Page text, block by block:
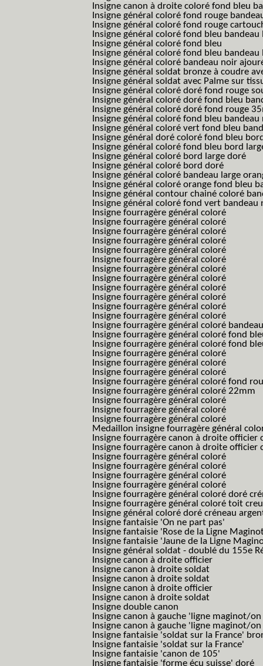
Insigne canon à droite coloré fond bleu
Insigne général coloré fond rouge
Insigne général coloré fond rouge
Insigne général coloré fond bleu bandeau
Insigne général coloré fond bleu
Insigne général coloré fond bleu bandeau
Insigne général coloré bandeau noir
Insigne général soldat bronze à coudre
Insigne général soldat avec Palme sur
Insigne général coloré doré fond rouge
Insigne général coloré doré fond bleu
Insigne général coloré doré fond rouge
Insigne général coloré fond bleu
Insigne général coloré vert fond bleu
Insigne général doré coloré fond bleu
Insigne général coloré fond bleu bord
Insigne général coloré bord large doré
Insigne général coloré bord doré
Insigne général coloré bandeau large
Insigne général coloré orange fond bleu
Insigne général contour chainé coloré
Insigne général coloré fond vert bandeau
Insigne fourragère général coloré
Insigne fourragère général coloré
Insigne fourragère général coloré
Insigne fourragère général coloré
Insigne fourragère général coloré
Insigne fourragère général coloré
Insigne fourragère général coloré
Insigne fourragère général coloré
Insigne fourragère général coloré
Insigne fourragère général coloré
Insigne fourragère général coloré
Insigne fourragère général coloré
Insigne fourragère général coloré
Insigne fourragère général coloré fond
Insigne fourragère général coloré fond
Insigne fourragère général coloré
Insigne fourragère général coloré
Insigne fourragère général coloré
Insigne fourragère général coloré fond
Insigne fourragère général coloré 22mm
Insigne fourragère général coloré
Insigne fourragère général coloré
Insigne fourragère général coloré
Medaillon insigne fourragère général
Insigne fourragère canon à droite
Insigne fourragère canon à droite
Insigne fourragère général coloré
Insigne fourragère général coloré
Insigne fourragère général coloré
Insigne fourragère général coloré
Insigne fourragère général coloré doré
Insigne fourragère général coloré toit
Insigne général coloré doré créneau
Insigne fantaisie 'On ne part pas'
Insigne fantaisie 'Rose de la Ligne
Insigne fantaisie 'Jaune de la Ligne
Insigne général soldat - doublé du 155e
Insigne canon à droite officier
Insigne canon à droite soldat
Insigne canon à droite soldat
Insigne canon à droite officier
Insigne canon à droite soldat
Insigne double canon
Insigne canon à gauche 'ligne maginot/
Insigne canon à gauche 'ligne maginot/
Insigne fantaisie 'soldat sur la France'
Insigne fantaisie 'soldat sur la France'
Insigne fantaisie 'canon de 105'
Insigne fantaisie 'forme écu suisse' doré